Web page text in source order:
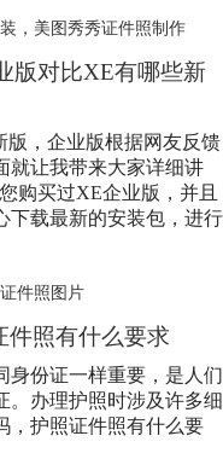
， 美图秀秀证件照制作
版对比XE有哪些新
版，企业版根据网友反馈
就让我带来大家详细讲
购买过XE企业版，并且
下载最新的安装包，进行
证件照图片
件照有什么要求
身份证一样重要，是人们
。办理护照时涉及许多细
，护照证件照有什么要